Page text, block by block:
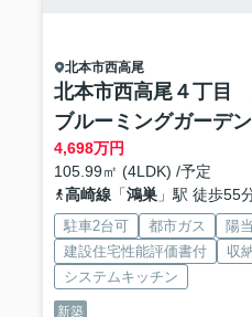
北本市西高尾
北本市西高尾４丁
ブルーミングガーデ
4,698万円
105.99㎡ (4LDK) /予定
高崎線「鴻巣」駅 徒歩55
駐車2台可 都市ガス
陽
建設住宅性能評価書付
収
システムキッチン
新築